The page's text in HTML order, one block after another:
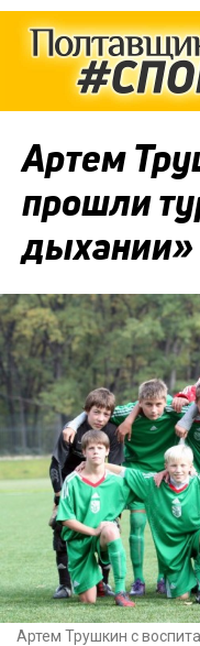
Артем
прошли
дыхании»
Артем Трушкин с